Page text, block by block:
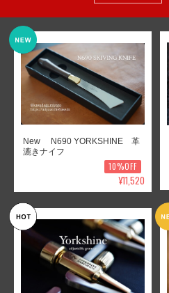
New N690 YORKSHINE 革
漉きナイフ
10%OFF
¥11,520